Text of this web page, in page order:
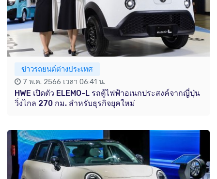
ข่าวรถยนต์ต่างประเทศ
7 พ.ค. 2566 เวลา 06:41 น.
HWE เปิดตัว ELEMO-L รถตู้ไฟฟ้าอเนกประสงค์จากญี่ปุ่น
วิ่งไกล 270 กม. สำหรับธุรกิจยุคใหม่